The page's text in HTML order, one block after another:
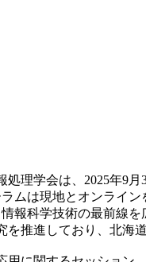
理学会は、2025年9
ムは現地とオンライ
科学技術の最前線を
推進しており、北海